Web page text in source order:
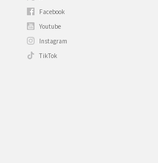
Facebook
Youtube
Instagram
TikTok